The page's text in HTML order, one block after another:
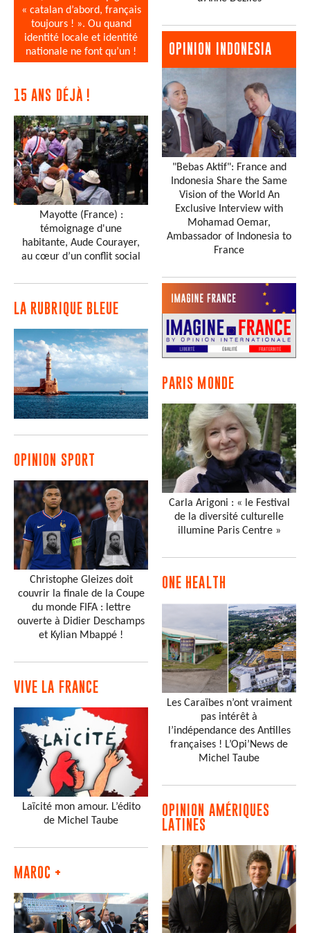
« catalan d’abord, français
toujours ! ». Ou quand
identité locale et identité
nationale ne font qu’un !
15 ANS DÉJÀ !
Mayotte (France) :
témoignage d'une
habitante, Aude Courayer,
au cœur d’un conflit social
LA RUBRIQUE BLEUE
OPINION SPORT
Christophe Gleizes doit
couvrir la finale de la Coupe
du monde FIFA : lettre
ouverte à Didier Deschamps
et Kylian Mbappé !
VIVE LA FRANCE
Laïcité mon amour. L’édito
de Michel Taube
MAROC +
OPINION INDONESIA
"Bebas Aktif": France and
Indonesia Share the Same
Vision of the World An
Exclusive Interview with
Mohamad Oemar,
Ambassador of Indonesia to
France
PARIS MONDE
Carla Arigoni : « le Festival
de la diversité culturelle
illumine Paris Centre »
ONE HEALTH
Les Caraïbes n’ont vraiment
pas intérêt à
l’indépendance des Antilles
françaises ! L’Opi’News de
Michel Taube
OPINION AMÉRIQUES
LATINES